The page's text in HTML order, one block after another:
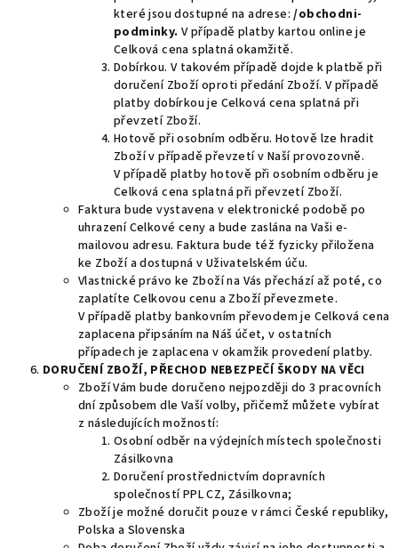
které jsou dostupné na adrese:/obchodni-
podminky.V případě platby kartou online je
Celková cena splatná okamžitě.
Dobírkou. V takovém případě dojde k platbě při
doručení Zboží oproti předání Zboží. V případě
platby dobírkou je Celková cena splatná při
převzetí Zboží.
Hotově při osobním odběru. Hotově lze hradit
Zboží v případě převzetí v Naší provozovně.
V případě platby hotově při osobním odběru je
Celková cena splatná při převzetí Zboží.
Faktura bude vystavena v elektronické podobě po
uhrazení Celkové ceny a bude zaslána na Vaši e-
mailovou adresu. Faktura bude též fyzicky přiložena
ke Zboží a dostupná v Uživatelském úču.
Vlastnické právo ke Zboží na Vás přechází až poté, co
zaplatíte Celkovou cenu a Zboží převezmete.
V případě platby bankovním převodem je Celková cena
zaplacena připsáním na Náš účet, v ostatních
případech je zaplacena v okamžik provedení platby.
DORUČENÍ ZBOŽÍ, PŘECHOD NEBEZPEČÍ ŠKODY NA VĚCI
Zboží Vám bude doručeno nejpozději do 3 pracovních
dní způsobem dle Vaší volby, přičemž můžete vybírat
z následujících možností:
Osobní odběr na výdejních místech společnosti
Zásilkovna
Doručení prostřednictvím dopravních
společností PPL CZ, Zásilkovna;
Zboží je možné doručit pouze v rámci České republiky,
Polska a Slovenska